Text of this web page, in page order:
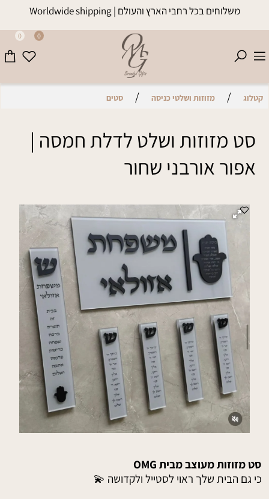
משלוחים בכל רחבי הארץ והעולם | Worldwide shipping
0 0
קטלוג / מזוזות ושלטי כניסה / סטים
סט מזוזות ושלט לדלת חמסה |
אפור אורבני שחור
סט מזוזות מעוצב מבית OMG
כי גם הבית שלך ראוי לסטייל ולקדושה 💫